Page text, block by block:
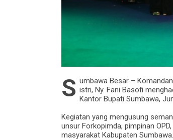
S umbawa Besar –
istri, Ny. Fani Basofi
Kantor Bupati Sumbawa,
‎Kegiatan yang mengusung
unsur Forkopimda, pimpinan
masyarakat Kabupaten